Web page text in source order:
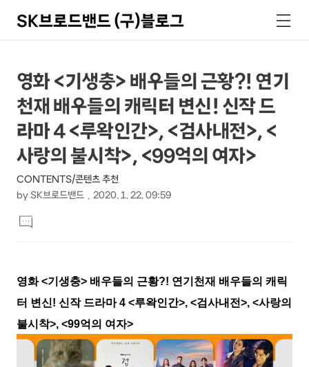
SK브로드밴드 (구)블로그
색
메
뉴
상
세
컨
텐
츠
본
문
제
목
영화 <기생충> 배우들의 근황?! 연기
천재 배우들의 캐릭터 변신! 신작 드
라마 4 <루왁인간>, <검사내전>, <
사랑의 불시착>, <99억의 여자>
CONTENTS/콘텐츠 추천
by SK브로드밴드 2020. 1. 22. 09:59
문
댓
글
영화 <기생충> 배우들의 근황?! 연기천재 배우들의 캐릭
터 변신! 신작 드라마 4 <루왁인간>, <검사내전>, <사랑의
불시착>, <99억의 여자>